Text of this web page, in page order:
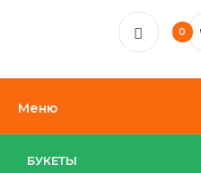
0
Меню
БУКЕТЫ